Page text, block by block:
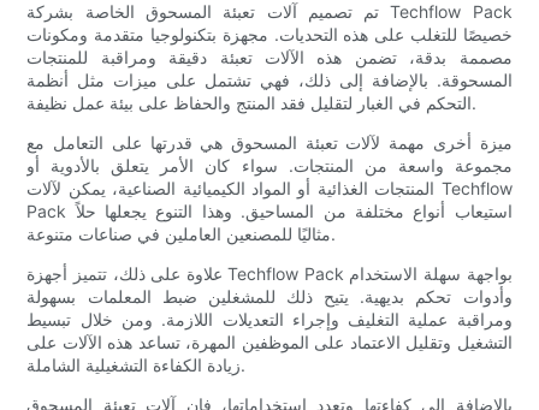
تم تصميم آلات تعبئة المسحوق الخاصة بشركة Techflow Pack
خصيصًا للتغلب على هذه التحديات. مجهزة بتكنولوجيا متقدمة ومكونات
مصممة بدقة، تضمن هذه الآلات تعبئة دقيقة ومراقبة للمنتجات
المسحوقة. بالإضافة إلى ذلك، فهي تشتمل على ميزات مثل أنظمة
التحكم في الغبار لتقليل فقد المنتج والحفاظ على بيئة عمل نظيفة.
ميزة أخرى مهمة لآلات تعبئة المسحوق هي قدرتها على التعامل مع
مجموعة واسعة من المنتجات. سواء كان الأمر يتعلق بالأدوية أو
المنتجات الغذائية أو المواد الكيميائية الصناعية، يمكن لآلات Techflow
Pack استيعاب أنواع مختلفة من المساحيق. وهذا التنوع يجعلها حلاً
مثاليًا للمصنعين العاملين في صناعات متنوعة.
علاوة على ذلك، تتميز أجهزة Techflow Pack بواجهة سهلة الاستخدام
وأدوات تحكم بديهية. يتيح ذلك للمشغلين ضبط المعلمات بسهولة
ومراقبة عملية التغليف وإجراء التعديلات اللازمة. ومن خلال تبسيط
التشغيل وتقليل الاعتماد على الموظفين المهرة، تساعد هذه الآلات على
زيادة الكفاءة التشغيلية الشاملة.
بالإضافة إلى كفاءتها وتعدد استخداماتها، فإن آلات تعبئة المسحوق